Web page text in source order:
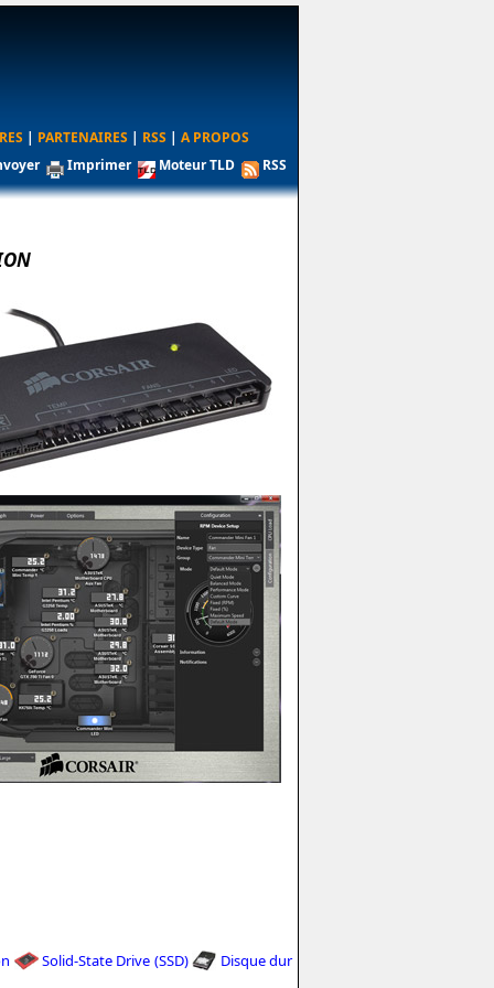
| PARTENAIRES | RSS | A PROPOS
Imprimer Moteur TLD RSS
Solid-State Drive (SSD)
Disque dur